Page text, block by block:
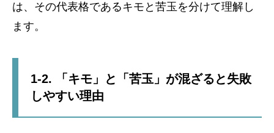
は、その代表格であるキモと苦玉を分けて理解し
ます。
1-2. 「キモ」と「苦玉」が混ざると失敗
しやすい理由